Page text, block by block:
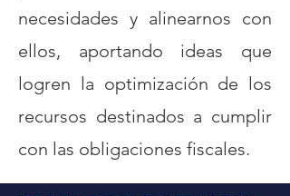
necesidades y alinearnos con
ellos, aportando ideas que
logren la optimización de los
recursos destinados a cumplir
con las obligaciones fiscales.